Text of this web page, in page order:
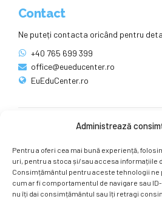
Administrează
Pentru a oferi cea mai bună experiență,
uri, pentru a stoca și/sau accesa informațiile
Consimțământul pentru aceste tehnologii
cum ar fi comportamentul de navigare sau
nu îți dai consimțământul sau îți retragi
Contact
Ne puteți contacta oricând pentru
+40 765 699 399
office@eueducenter.ro
EuEduCenter.ro
Ne puteți găsi și pe rețelele sociale.